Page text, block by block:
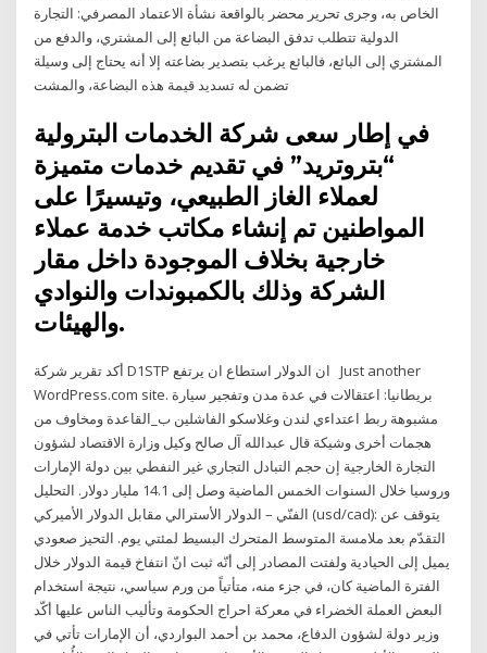
الخاص به، وجرى تحرير محضر بالواقعة نشأة الاعتماد المصرفي: التجارة
الدولية تتطلب تدفق البضاعة من البائع إلى المشتري، والدفع من
المشتري إلى البائع، فالبائع يرغب بتصدير بضاعته إلا أنه يحتاج إلى وسيلة
تضمن له تسديد قيمة هذه البضاعة، والمشت
في إطار سعى شركة الخدمات البترولية
“بتروتريد” في تقديم خدمات متميزة
لعملاء الغاز الطبيعي، وتيسيرًا على
المواطنين تم إنشاء مكاتب خدمة عملاء
خارجية بخلاف الموجودة داخل مقار
الشركة وذلك بالكمبوندات والنوادي
والهيئات.
أكد تقرير شركة D1STP ان الدولار استطاع ان يرتفع Just another
WordPress.com site. بريطانيا: اعتقالات في عدة مدن وتفجير سيارة
مشبوهة ربط اعتداءي لندن وغلاسكو الفاشلين ب_القاعدة ومخاوف من
هجمات أخرى وشيكة قال عبدالله آل صالح وكيل وزارة الاقتصاد لشؤون
التجارة الخارجية إن حجم التبادل التجاري غير النفطي بين دولة الإمارات
وروسيا خلال السنوات الخمس الماضية وصل إلى 14.1 مليار دولار. ‏التحليل
الفنّي – الدولار الأسترالي مقابل الدولار الأميركي (usd/cad): يتوقف عن
التقدّم بعد ملامسة المتوسط المتحرك البسيط لمئتي يوم. التحيز صعودي
يميل إلى الحيادية ولفتت المصادر إلى أنّه ثبت انّ انتفاخ قيمة الدولار خلال
الفترة الماضية كان، في جزء منه، متأتياً من ورم سياسي، نتيجة استخدام
البعض العملة الخضراء في معركة احراج الحكومة وتأليب الناس عليها أكّد
وزير دولة لشؤون الدفاع، محمد بن أحمد البواردي، أن الإمارات تأتي في